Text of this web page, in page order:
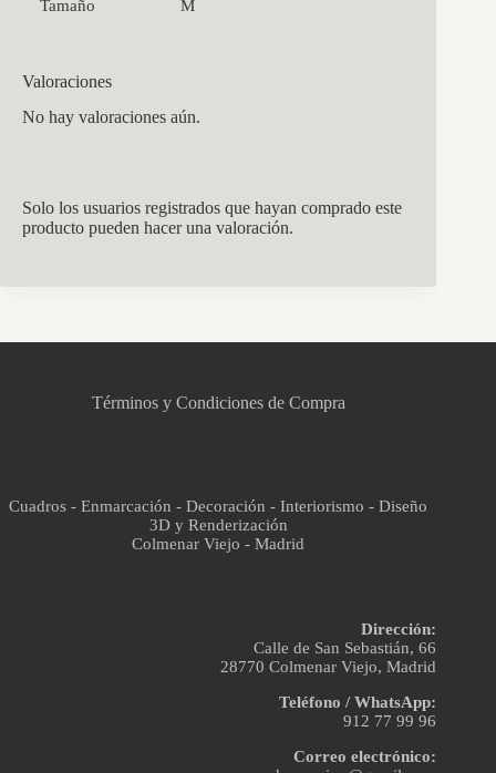
Tamaño M
Valoraciones
No hay valoraciones aún.
Solo los usuarios registrados que hayan comprado este
producto pueden hacer una valoración.
Términos y Condiciones de Compra
Cuadros - Enmarcación - Decoración - Interiorismo - Diseño
3D y Renderización
Colmenar Viejo - Madrid
Dirección:
Calle de San Sebastián, 66
28770 Colmenar Viejo, Madrid
Teléfono / WhatsApp:
912 77 99 96
Correo electrónico:
Asistente virtual · En línea